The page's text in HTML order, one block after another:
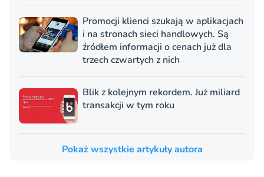
Promocji klienci szukają w aplikacjach
i na stronach sieci handlowych. Są
źródłem informacji o cenach już dla
trzech czwartych z nich
Blik z kolejnym rekordem. Już miliard
transakcji w tym roku
Pokaż wszystkie artykuły autora